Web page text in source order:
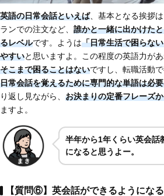
英語の日常会話といえば、基本となる挨拶
ランでの注文など、 誰かと一緒に出かけた
るレベルです。ようは「日常生活で困らな
やすいと思いますよ。この程度の英語力があ
そこまで困ることはないですし、転職活動
日常会話を覚えるために専門的な単語は必
り返し見ながら、 お決まりの定番フレーズ
ますよ。
半年から1年くらい英会話
になると思うよー。
【質問⑥】英会話ができるようにな